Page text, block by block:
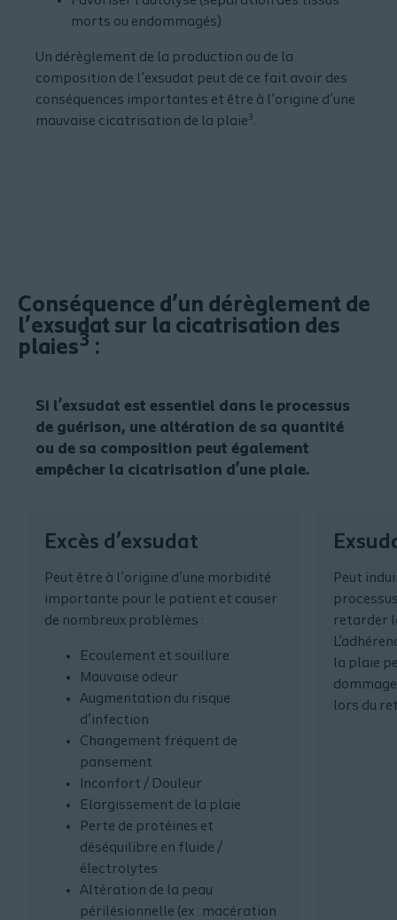
morts ou endommagés)
Un dérèglement de la production ou de la
composition de l’exsudat peut de ce fait avoir des
conséquences importantes et être à l’origine d’une
mauvaise cicatrisation de la plaie3.
Conséquence d’un dérèglement de
l’exsudat sur la cicatrisation des
plaies3 :
Si l’exsudat est essentiel dans le processus
de guérison, une altération de sa quantité
ou de sa composition peut également
empêcher la cicatrisation d’une plaie.
Excès d’exsudat
Peut être à l’origine d’une morbidité
importante pour le patient et causer
de nombreux problèmes :
Ecoulement et souillure
Mauvaise odeur
Augmentation du risque
d’infection
Changement fréquent de
pansement
Inconfort / Douleur
Elargissement de la plaie
Perte de protéines et
déséquilibre en fluide /
électrolytes
Altération de la peau
périlésionnelle (ex : macération
Peut
retarder
la plaie
lors du